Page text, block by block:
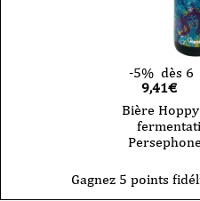
-5% dès 6
9,41€
Bière
Gagnez 5 points